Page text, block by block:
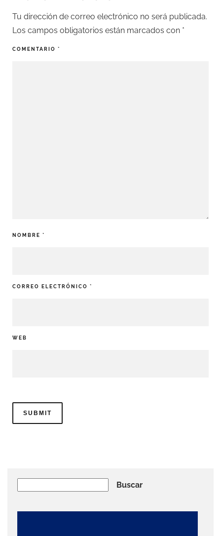
Tu dirección de correo electrónico no será publicada.
Los campos obligatorios están marcados con *
COMENTARIO *
NOMBRE *
CORREO ELECTRÓNICO *
WEB
Buscar